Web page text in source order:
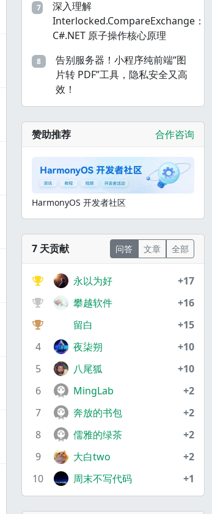
7
深入理解
Interlocked.CompareExchange：
C#.NET 原子操作核心原理
8
告别服务器！小程序纯前端“图
片转 PDF”工具，隐私安全又高
效！
赞助推荐 合作咨询
HarmonyOS 开发者社区
7 天贡献 问答 文章 全部
永以为好
+17
攀越软件
+16
留白
+15
4
夜柒朔
+10
5
八尾狐
+10
6
MingLab
+2
7
奔放的书包
+2
8
儒雅的绿茶
+2
9
大白two
+2
10
周末不写代码 +1